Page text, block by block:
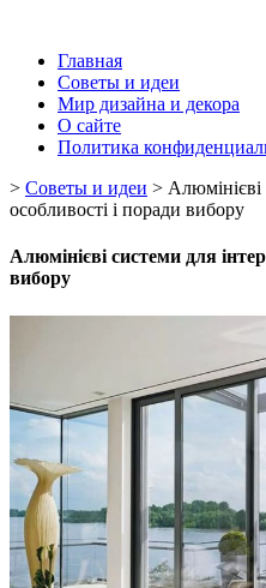
Главная
Советы и идеи
Мир дизайна и декора
О сайте
Политика
> Советы и идеи > Алюмінієві
особливості і поради вибору
Алюмінієві системи для
вибору